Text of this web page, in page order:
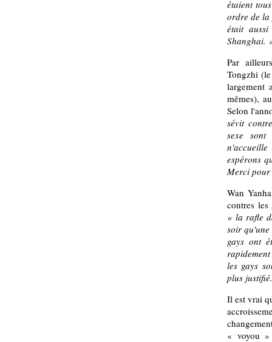
étaient
ordre de la
était
Shanghai.
Par
Tongzhi
largement
mêmes),
Selon
sévit
sexe sont
espérons
Merci
Wan
contres
« la rafle
soir
gays ont
les gays
plus
Il est vrai
« voyou »